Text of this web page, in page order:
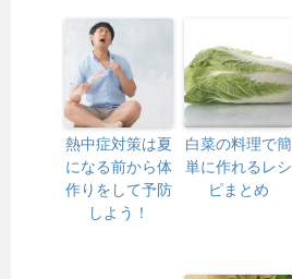
熱中症対策は夏
になる前から体
作りをして予防
しよう！
白菜の料理で簡
単に作れるレシ
ピまとめ